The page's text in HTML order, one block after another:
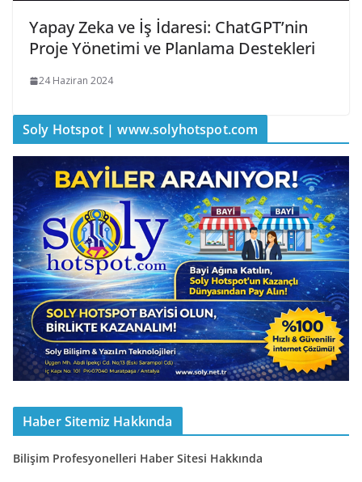
Yapay Zeka ve İş İdaresi: ChatGPT’nin
Proje Yönetimi ve Planlama Destekleri
24 Haziran 2024
Soly Hotspot | www.solyhotspot.com
Haber Sitemiz Hakkında
Bilişim Profesyonelleri Haber Sitesi Hakkında